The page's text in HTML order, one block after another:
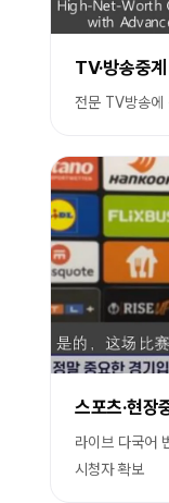
TV·방송중계
전문 TV방송에
스포츠·현장
라이브 다국어
시청자 확보